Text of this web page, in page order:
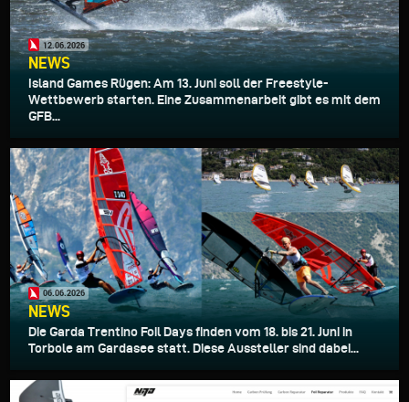
12.06.2026
NEWS
Island Games Rügen: Am 13. Juni soll der Freestyle-
Wettbewerb starten. Eine Zusammenarbeit gibt es mit dem
GFB...
06.06.2026
NEWS
Die Garda Trentino Foil Days finden vom 18. bis 21. Juni in
Torbole am Gardasee statt. Diese Aussteller sind dabei...